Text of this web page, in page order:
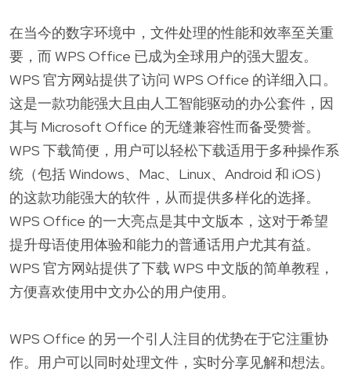
在当今的数字环境中，文件处理的性能和效率至关重
要，而 WPS Office 已成为全球用户的强大盟友。
WPS 官方网站提供了访问 WPS Office 的详细入口。
这是一款功能强大且由人工智能驱动的办公套件，因
其与 Microsoft Office 的无缝兼容性而备受赞誉。
WPS 下载简便，用户可以轻松下载适用于多种操作系
统（包括 Windows、Mac、Linux、Android 和 iOS）
的这款功能强大的软件，从而提供多样化的选择。
WPS Office 的一大亮点是其中文版本，这对于希望
提升母语使用体验和能力的普通话用户尤其有益。
WPS 官方网站提供了下载 WPS 中文版的简单教程，
方便喜欢使用中文办公的用户使用。
WPS Office 的另一个引人注目的优势在于它注重协
作。用户可以同时处理文件，实时分享见解和想法。